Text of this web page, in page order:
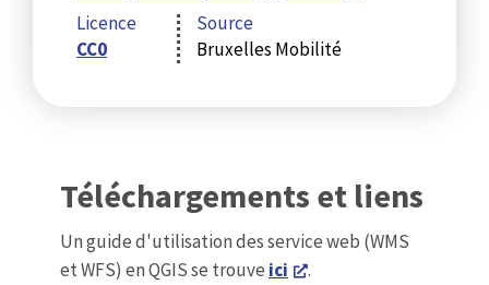
Licence
CC0
Source
Bruxelles Mobilité
Téléchargements et liens
Un guide d'utilisation des service web (WMS
et WFS) en QGIS se trouve ici .